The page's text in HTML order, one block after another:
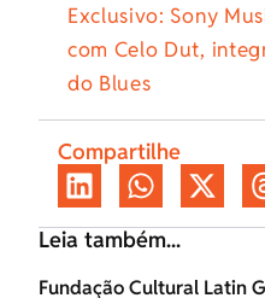
Exclusivo: Sony
com Celo Dut,
do Blues
Compartilhe
Leia também...
Fundação Cultural Latin